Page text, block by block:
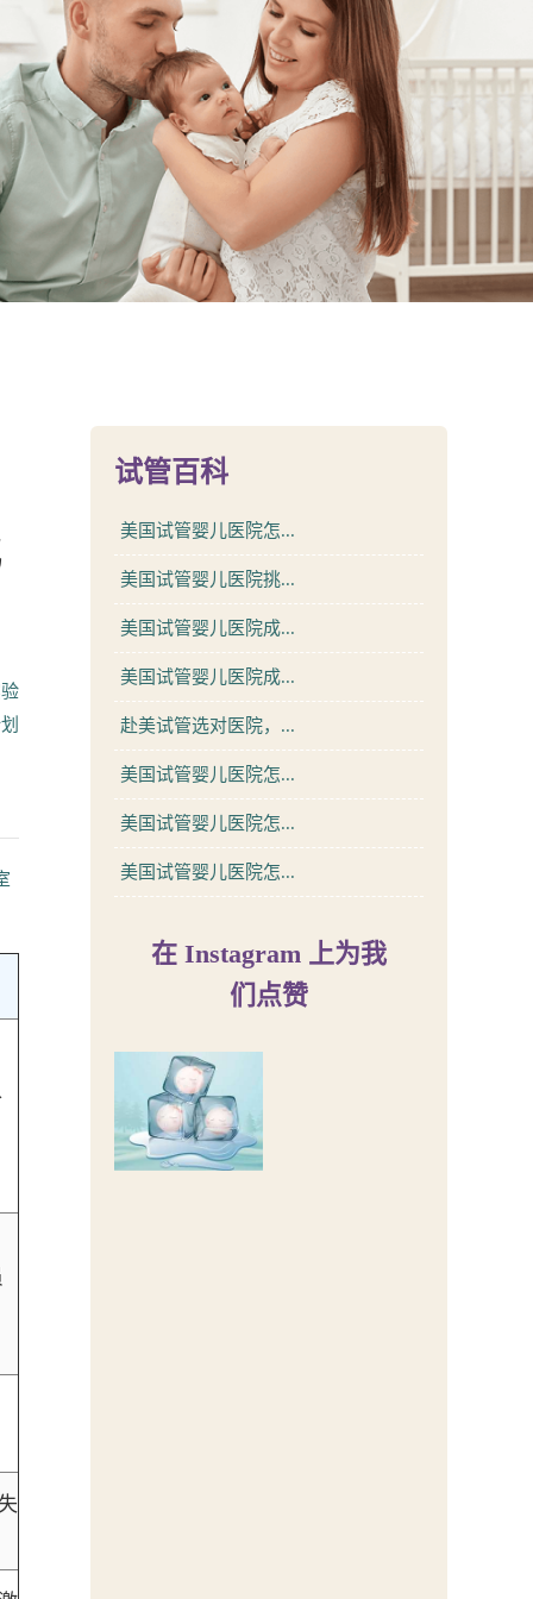
试管百科
美国试管婴儿医院怎...
美国试管婴儿医院挑...
美国试管婴儿医院成...
美国试管婴儿医院成...
赴美试管选对医院，...
美国试管婴儿医院怎...
美国试管婴儿医院怎...
美国试管婴儿医院怎...
在 Instagram 上为我
们点赞